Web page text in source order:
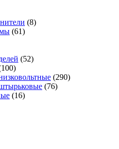
(8)
(61)
(52)
(290)
(76)
(16)